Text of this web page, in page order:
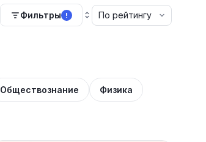
Фильтры !
Обществознание Физика